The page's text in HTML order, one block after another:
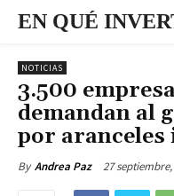
EN QUÉ
NOTICIAS
3.500
demandan al
por aranceles
By Andrea Paz 27 septiembre,